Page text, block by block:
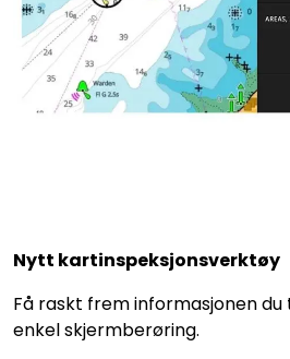
Nytt kartinspeksjonsverktøy
Få raskt frem informasjonen
enkel skjermberøring.